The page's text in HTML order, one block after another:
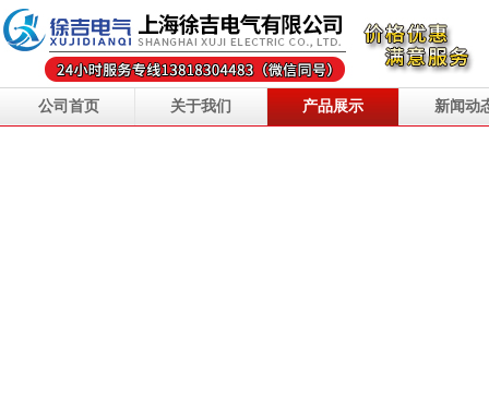
公司首页 关于我们 产品展示 新闻动